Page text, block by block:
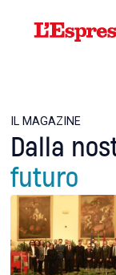
IL MAGAZINE
Dalla
futuro